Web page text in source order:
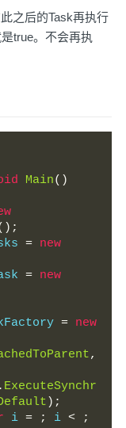
之后的Task再执行
true。不会再执
Main()
= new
= new
= new
,
. ExecuteSynchr
);
i = ; i <
;